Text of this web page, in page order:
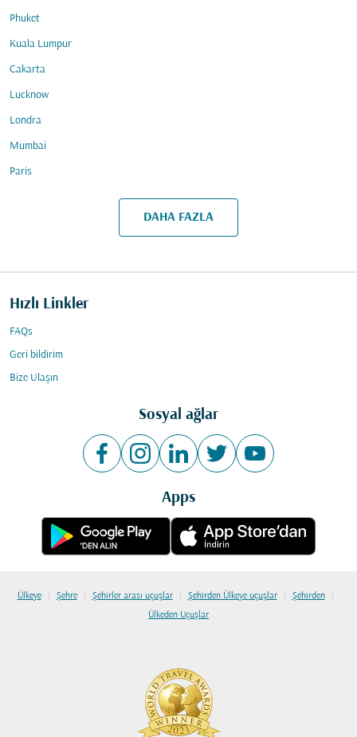
Phuket
Kuala Lumpur
Cakarta
Lucknow
Londra
Mumbai
Paris
DAHA FAZLA
Hızlı Linkler
FAQs
Geri bildirim
Bize Ulaşın
Sosyal ağlar
Apps
Ülkeye | Şehre | Şehirler arası uçuşlar | Şehirden Ülkeye uçuşlar | Şehirden |
Ülkeden Uçuşlar